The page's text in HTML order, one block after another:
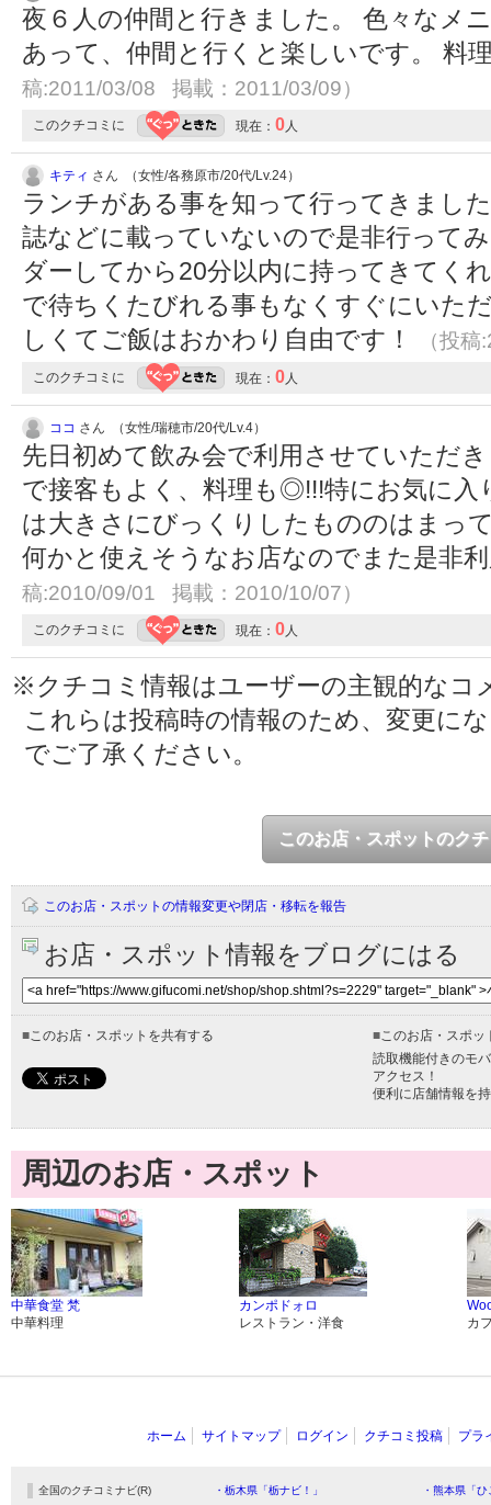
夜６人の仲間と行きました。 色々なメ
あって、仲間と行くと楽しいです。 料
稿:2011/03/08 掲載：2011/03/09）
このクチコミに 現在： 0人
キティ さん （女性/各務原市/20代/Lv.24）
ランチがある事を知って行ってきまし
誌などに載っていないので是非行って
ダーしてから20分以内に持ってきてく
で待ちくたびれる事もなくすぐにいた
しくてご飯はおかわり自由です！
（投
このクチコミに 現在： 0人
ココ さん （女性/瑞穂市/20代/Lv.4）
先日初めて飲み会で利用させていただ
で接客もよく、料理も◎!!!特にお気に入
は大きさにびっくりしたもののはまっ
何かと使えそうなお店なのでまた是非
稿:2010/09/01 掲載：2010/10/07）
このクチコミに 現在： 0人
※クチコミ情報はユーザーの主観的なコ
これらは投稿時の情報のため、変更に
でご了承ください。
このお店・スポットのク
このお店・スポットの情報変更や閉店・移転を報告
お店・スポット情報をブログにはる
■このお店・スポットを共有する ■このお店・スポッ
読取機能付きのモ
アクセス！
便利に店舗情報を
周辺のお店・スポット
中華食堂 梵
中華料理
カンポドォロ
レストラン・洋食
カ
ホーム サイトマップ ログイン クチコミ投稿 プラ
全国のクチコミナビ(R) ・栃木県「栃ナビ！」 ・熊本県「